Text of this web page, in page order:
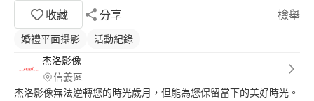
收藏
分享 檢舉
婚禮平面攝影
活動紀錄
杰洛影像
信義區
杰洛影像無法逆轉您的時光歲月，但能為您保留當下的美好時光。